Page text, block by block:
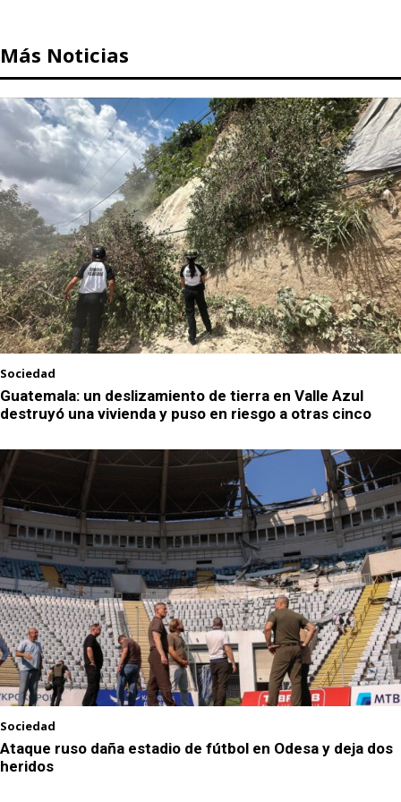
Más Noticias
Sociedad
Guatemala: un deslizamiento de tierra en Valle Azul
destruyó una vivienda y puso en riesgo a otras cinco
Sociedad
Ataque ruso daña estadio de fútbol en Odesa y deja dos
heridos